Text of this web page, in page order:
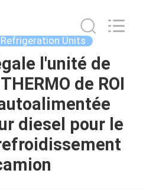
Units
l'unité de
de ROI
diesel pour le